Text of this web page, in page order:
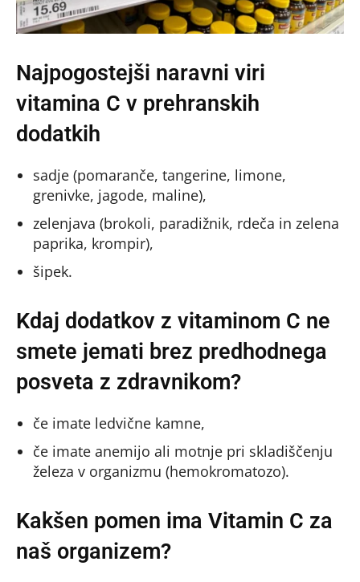
Najpogostejši naravni viri
vitamina C v prehranskih
dodatkih
sadje (pomaranče, tangerine, limone,
grenivke, jagode, maline),
zelenjava (brokoli, paradižnik, rdeča in zelena
paprika, krompir),
šipek.
Kdaj dodatkov z vitaminom C ne
smete jemati brez predhodnega
posveta z zdravnikom?
če imate ledvične kamne,
če imate anemijo ali motnje pri skladiščenju
železa v organizmu (hemokromatozo).
Kakšen pomen ima Vitamin C za
naš organizem?